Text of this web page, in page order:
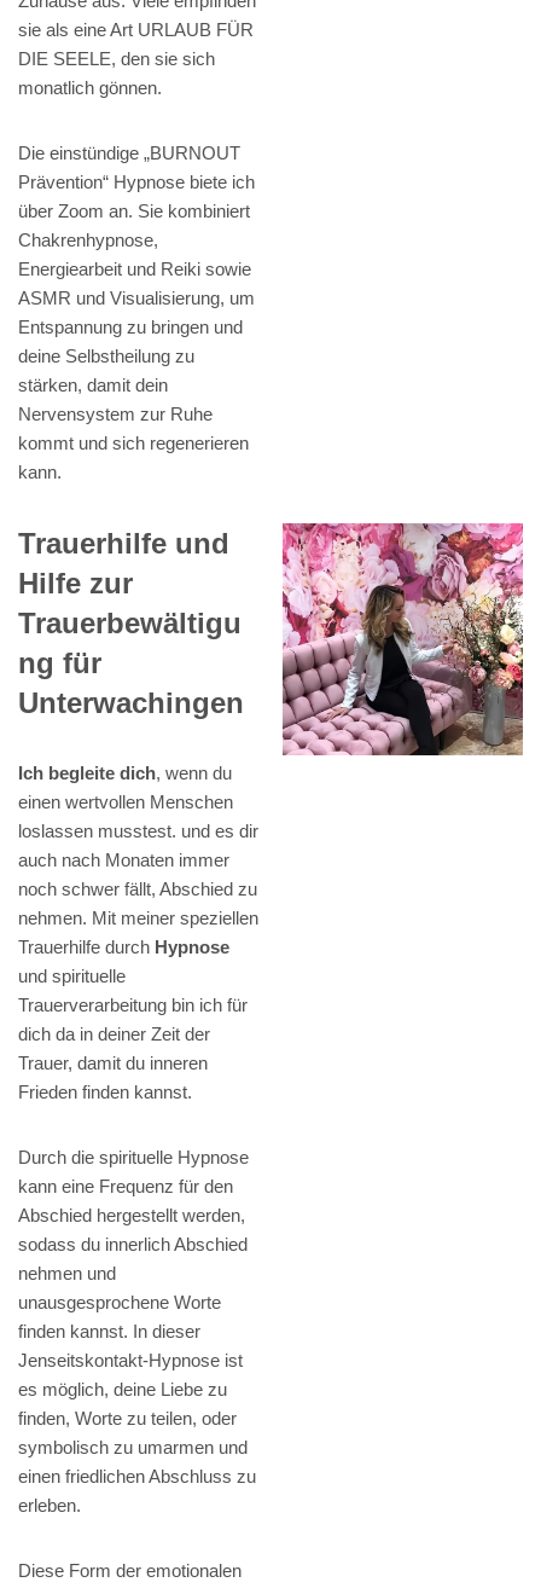
sie als eine Art URLAUB FÜR
DIE SEELE, den sie sich
monatlich gönnen.
Die einstündige „BURNOUT
Prävention“ Hypnose biete ich
über Zoom an. Sie kombiniert
Chakrenhypnose,
Energiearbeit und Reiki sowie
ASMR und Visualisierung, um
Entspannung zu bringen und
deine Selbstheilung zu
stärken, damit dein
Nervensystem zur Ruhe
kommt und sich regenerieren
kann.
Trauerhilfe und
Hilfe zur
Trauerbewältigu
ng für
Unterwachingen
Ich begleite dich, wenn du
einen wertvollen Menschen
loslassen musstest. und es dir
auch nach Monaten immer
noch schwer fällt, Abschied zu
nehmen. Mit meiner speziellen
Trauerhilfe durch Hypnose
und spirituelle
Trauerverarbeitung bin ich für
dich da in deiner Zeit der
Trauer, damit du inneren
Frieden finden kannst.
Durch die spirituelle Hypnose
kann eine Frequenz für den
Abschied hergestellt werden,
sodass du innerlich Abschied
nehmen und
unausgesprochene Worte
finden kannst. In dieser
Jenseitskontakt-Hypnose ist
es möglich, deine Liebe zu
finden, Worte zu teilen, oder
symbolisch zu umarmen und
einen friedlichen Abschluss zu
erleben.
Diese Form der emotionalen